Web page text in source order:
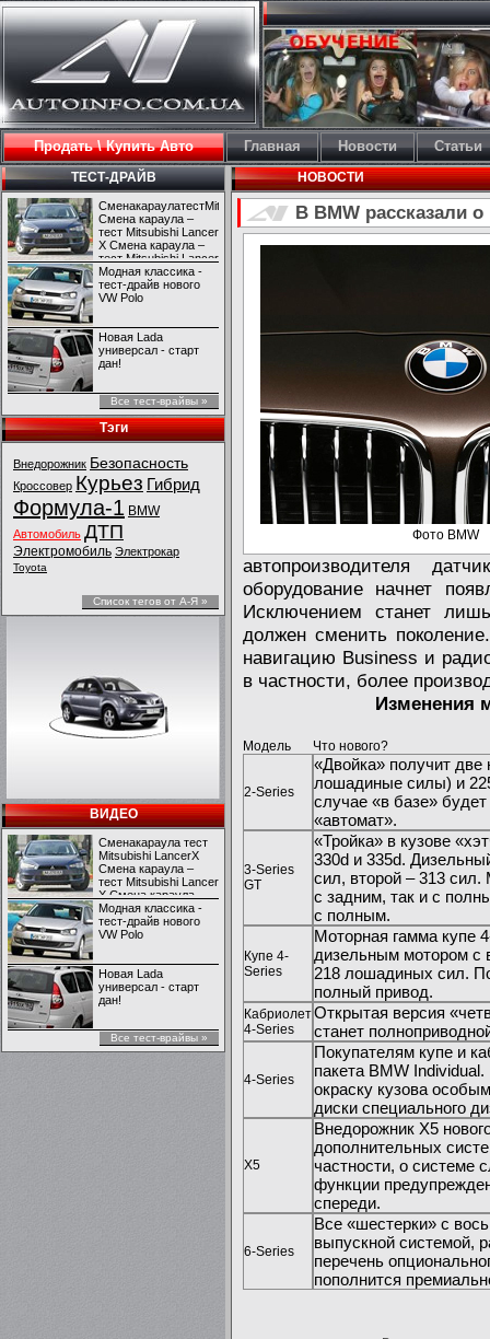
Продать \ Купить Авто Главная Новости Статьи
ТЕСТ-ДРАЙВ
СменакараулатестMitsubishiLancerX
Смена караула –
тест Mitsubishi Lancer
X Смена караула –
тест Mitsubishi Lancer
X
Модная классика -
тест-драйв нового
VW Polo
Новая Lada
универсал - старт
дан!
Все тест-врайвы »
Тэги
Внедорожник Безопасность
Кроссовер Курьез Гибрид
Формула-1 BMW
Автомобиль ДТП
Электромобиль Электрокар
Toyota
Список тегов от А-Я »
ВИДЕО
Сменакараула тест
Mitsubishi LancerX
Смена караула –
тест Mitsubishi Lancer
X Смена караула –
тест Mitsubishi Lancer
X
Модная классика -
тест-драйв нового
VW Polo
Новая Lada
универсал - старт
дан!
Все тест-врайвы »
НОВОСТИ
В BMW рассказали
Фото BMW
автопроизводителя
оборудование начнет
Исключением станет
должен сменить
навигацию Business и
в частности, более
Изменения
Модель Что нового?
2-Series
«Двойка» получит
лошадиные силы) и
случае «в базе»
«автомат».
3-Series
GT
«Тройка» в кузове
330d и 335d.
сил, второй – 313
с задним, так и с
с полным.
Купе 4-
Series
Моторная гамма купе
дизельным мотором с
218 лошадиных сил.
полный привод.
Кабриолет
4-Series
Открытая версия
станет
4-Series
Покупателям купе и
пакета BMW Individual.
окраску кузова
диски специального
X5
Внедорожник X5
дополнительных
частности, о системе
функции
спереди.
6-Series
Все «шестерки» с
выпускной системой,
перечень
пополнится